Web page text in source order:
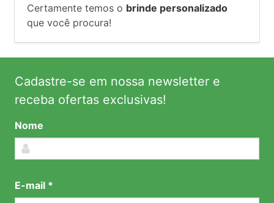
Certamente temos o brinde personalizado
que você procura!
Cadastre-se em nossa newsletter e
receba ofertas exclusivas!
Nome
E-mail *